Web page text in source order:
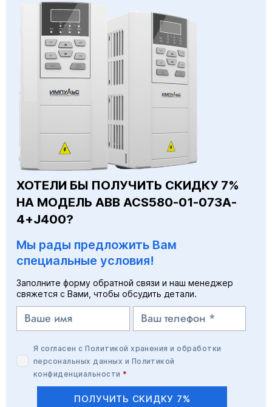
ХОТЕЛИ БЫ ПОЛУЧИТЬ СКИДКУ 7%
НА МОДЕЛЬ ABB ACS580-01-073A-
4+J400?
Мы рады предложить Вам
специальные условия!
Заполните форму обратной связи и наш менеджер
свяжется с Вами, чтобы обсудить детали.
Я согласен сПолитикой хранения и обработки
персональных данных и Политикой
конфиденциальности *
ПОЛУЧИТЬ СКИДКУ 7%